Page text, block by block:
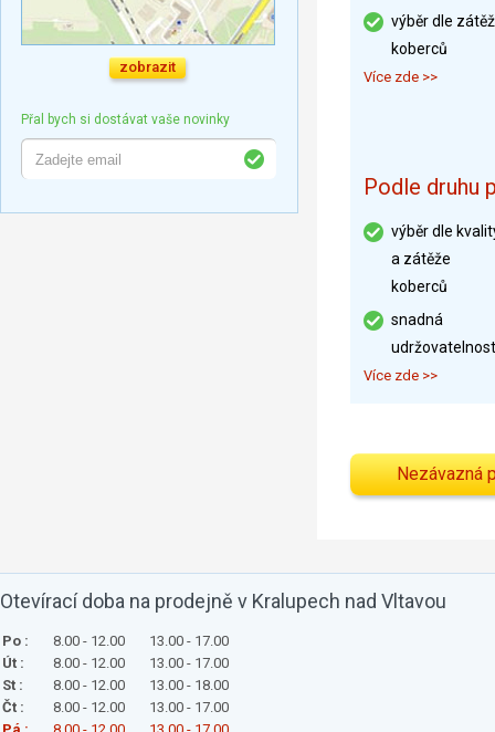
zobrazit
Přal bych si dostávat vaše novinky
výběr dle
koberců
Více zde >>
Podle druhu
výběr dle
a zátěže
koberců
snadná
udržovatelnost
Více zde >>
Nezávazná
Otevírací doba na prodejně v Kralupech nad Vltavou
Po : 8.00 - 12.00
13.00 - 17.00
Út :
8.00 - 12.00
13.00 - 17.00
St :
8.00 - 12.00
13.00 - 18.00
Čt :
8.00 - 12.00
13.00 - 17.00